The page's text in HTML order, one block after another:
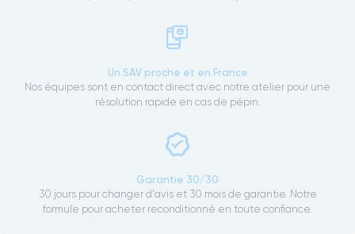
Un SAV proche et en France
Nos équipes sont en contact direct avec notre atelier pour une
résolution rapide en cas de pépin.
Garantie 30/30
30 jours pour changer d'avis et 30 mois de garantie. Notre
formule pour acheter reconditionné en toute confiance.